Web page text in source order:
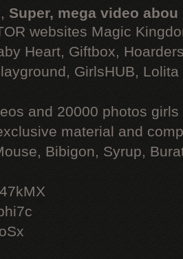
, Super, mega video abou
websites Magic
Heart, Giftbox,
GirlsHUB, Lolita
and 20000 photos
material and
Bibigon, Syrup,